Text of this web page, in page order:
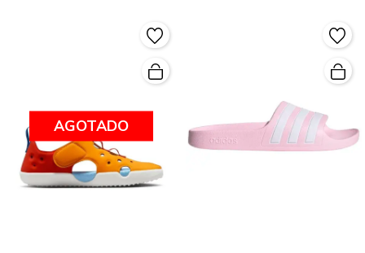
AGOTADO